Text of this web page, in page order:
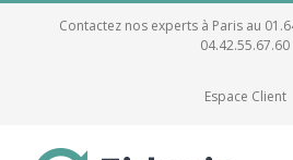
Contactez nos experts à Paris au
04.42.55.67.60
Espace Client